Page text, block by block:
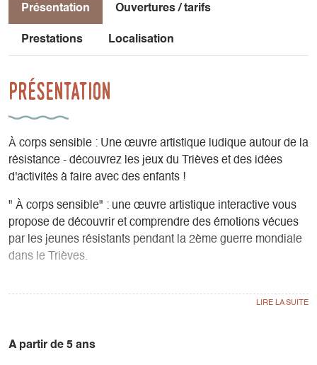
Présentation Ouvertures / tarifs
Prestations Localisation
Présentation
À corps sensible : Une œuvre artistique ludique autour de la
résistance - découvrez les jeux du Trièves et des idées
d'activités à faire avec des enfants !
" À corps sensible" : une œuvre artistique interactive vous
propose de découvrir et comprendre des émotions vécues
par les jeunes résistants pendant la 2ème guerre mondiale
dans le Trièves.
Chorégraphies et témoignages sont au rendez-vous ! A
- Pour toute la famille
A partir de 5 ans